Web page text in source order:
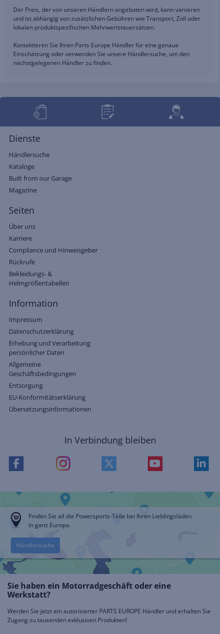
Der Preis, der von unseren Händlern angeboten wird, kann variieren
und ist abhängig von zusätzlichen Gebühren wie Transport, Zoll oder
lokalen produktspezifischen Mehrwertsteuersätzen.
Kontaktieren Sie Ihren Parts Europe Händler für eine genaue
Einschätzung oder verwenden Sie unsere Händlersuche, um den
nächstgelegenen Händler zu finden.
Dienste
Händlersuche
Kataloge
Built from our Garage
Magazine
Seiten
Über uns
Karriere
Compliance und Hinweisgeber
Rückrufe
Bekleidungs- &
Helmgrößentabellen
Information
Impressum
Datenschutzerklärung
Erhebung und Verarbeitung
persönlicher Daten
Allgemeine
Geschäftsbedingungen
Entsorgung
EU-Konformitätserklärung
Übersetzungsinformationen
In Verbindung bleiben
Finden Sie all die Powersports-Teile bei Ihren Lieblingsläden
in ganz Europa.
Händlersuche
Sie haben ein Motorradgeschäft oder eine
Werkstatt?
Werden Sie jetzt ein autorisierter PARTS EUROPE Händler und erhalten Sie
Zugang zu tausenden exklusiven Produkten!